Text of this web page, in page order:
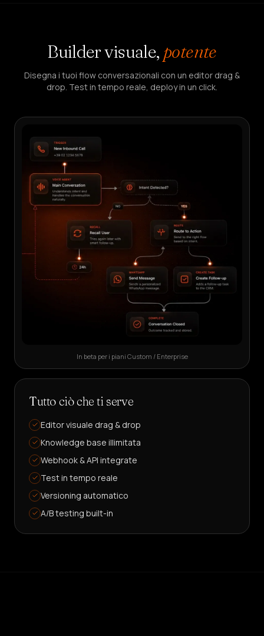
Builder visuale, potente
Disegna i tuoi flow conversazionali con un editor drag &
drop. Test in tempo reale, deploy in un click.
In beta per i piani Custom / Enterprise
Tutto ciò che ti serve
Editor visuale drag & drop
Knowledge base illimitata
Webhook & API integrate
Test in tempo reale
Versioning automatico
A/B testing built-in